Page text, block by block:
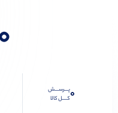
0پـــرســـش
کــــل کالا